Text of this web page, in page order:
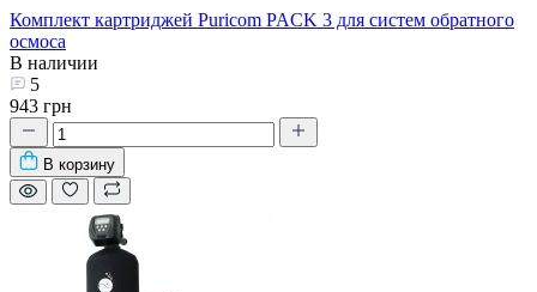
Комплект картриджей Puricom PACK 3 для систем обратного
осмоса
В наличии
5
943 грн
В корзину